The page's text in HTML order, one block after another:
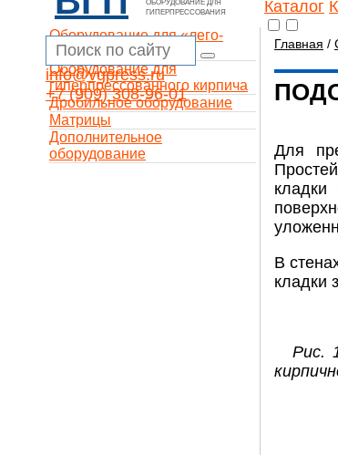
ОБОРУДОВАНИЕ ДЛЯ
ГИПЕРПРЕССОВАНИЯ
Каталог
info@vgpress.ru
+7 (909) 308-96-01
Оборудование для «лего-
кирпича»
Оборудование для
гиперпрессованного кирпича
Дробильное оборудование
Матрицы
Дополнительное
оборудование
Главная /
Для
В
кладки
Рис.